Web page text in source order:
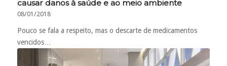
causar danos à saúde e ao meio ambiente
08/01/2018
Pouco se fala a respeito, mas o descarte de medicamentos
vencidos…